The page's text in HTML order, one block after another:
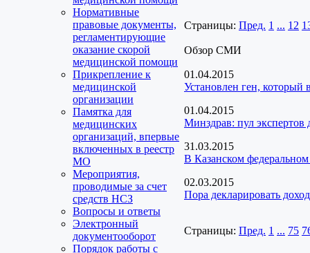
Нормативные
правовые документы,
регламентирующие
оказание скорой
медицинской помощи
Прикрепление к
медицинской
организации
Памятка для
медицинских
организаций, впервые
включенных в реестр
МО
Мероприятия,
проводимые за счет
средств НСЗ
Вопросы и ответы
Электронный
документооборот
Порядок работы с
Страницы: Пред. 1 ... 12
Обзор СМИ
01.04.2015
Установлен ген, который
01.04.2015
Минздрав: пул экспертов
31.03.2015
В Казанском федеральном
02.03.2015
Пора декларировать
Страницы: Пред. 1 ... 75